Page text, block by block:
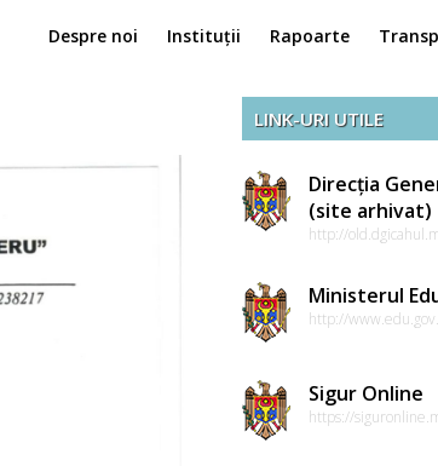
Despre noi Instituții Rapoarte
LINK-URI UTILE
Direcția
(site arhivat)
http://
Ministerul
http://
Sigur Online
https://